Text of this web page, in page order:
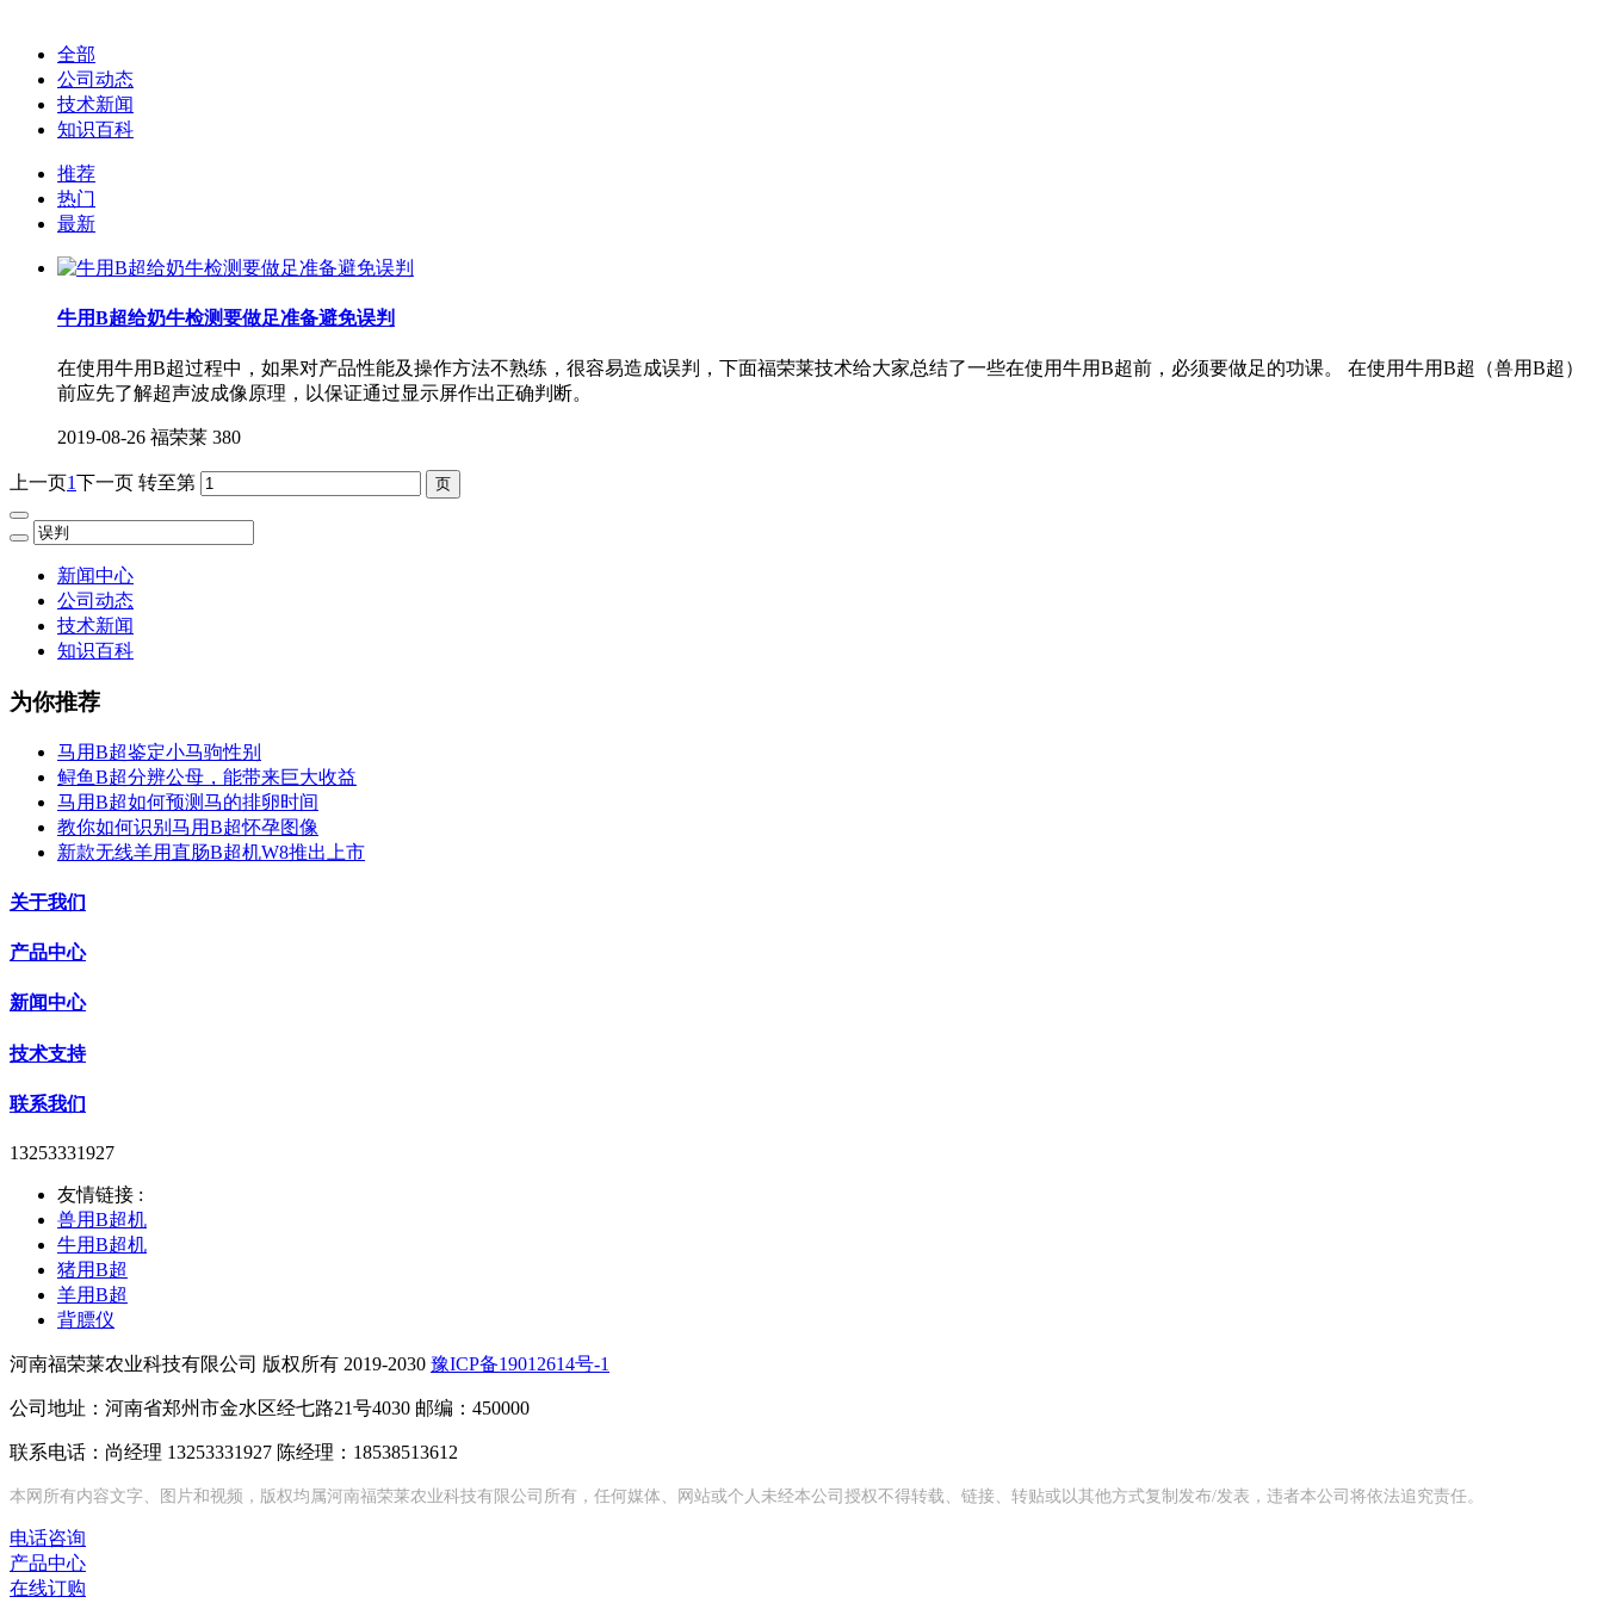
全部
公司动态
技术新闻
知识百科
推荐
热门
最新
牛用B超给奶牛检测要做足准备避免误判
在使用牛用B超过程中，如果对产品性能及操作方法不熟练，很容易造成误判，下面福荣莱技术给大家总结了一些在使用牛用B超前，必须要做足的功课。 在使用牛用B超（兽用B超）
前应先了解超声波成像原理，以保证通过显示屏作出正确判断。
2019-08-26 福荣莱 380
上一页1下一页 转至第
新闻中心
公司动态
技术新闻
知识百科
为你推荐
马用B超鉴定小马驹性别
鲟鱼B超分辨公母，能带来巨大收益
马用B超如何预测马的排卵时间
教你如何识别马用B超怀孕图像
新款无线羊用直肠B超机W8推出上市
关于我们
产品中心
新闻中心
技术支持
联系我们
13253331927
友情链接 :
兽用B超机
牛用B超机
猪用B超
羊用B超
背膘仪
河南福荣莱农业科技有限公司 版权所有 2019-2030 豫ICP备19012614号-1
公司地址：河南省郑州市金水区经七路21号4030 邮编：450000
联系电话：尚经理 13253331927 陈经理：18538513612
本网所有内容文字、图片和视频，版权均属河南福荣莱农业科技有限公司所有，任何媒体、网站或个人未经本公司授权不得转载、链接、转贴或以其他方式复制发布/发表，违者本公司将依法追究责任。
电话咨询
产品中心
在线订购